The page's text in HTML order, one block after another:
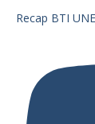
Recap BTI